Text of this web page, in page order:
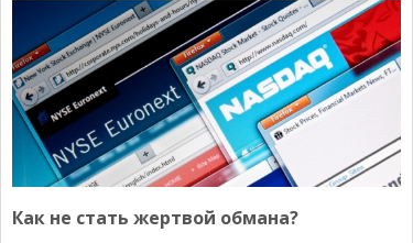
Как не стать жертвой обмана?